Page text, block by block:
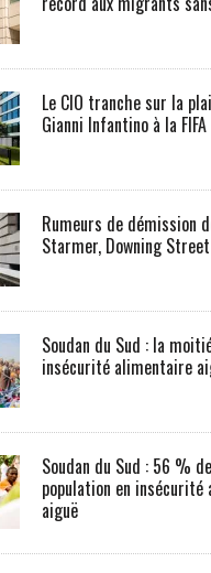
Le CIO tranche sur la
Gianni Infantino à la FIFA
Rumeurs de démission
Starmer, Downing
Soudan du Sud : la
insécurité alimentaire
Soudan du Sud : 56 %
population en
aiguë